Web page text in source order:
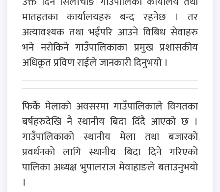
मातहतका कार्यालयहरु बन्द रहनेछ । तर
अत्यावश्यक तथा भईपरि आउने विबिध सेवाहरु
भने नराेकिने गाउँपालिकाका प्रमुख प्रशासकीय
अधिकृत प्रविण राईले जानकारी दिनुभयाे ।
फिर्के मेलाकाे अवसरमा गाउँपालिकाले विगतका
बर्षहरुदेखि नै स्थानीय बिदा दिँदै आएकाे छ ।
गाउँपालिकाकाे स्थानीय मेला तथा बजारकाे
प्रवर्धनकाे लागि स्थानीय बिदा दिने गरिएकाे
पालिका अध्यक्ष भुपालराज मेवाहाङले बताउनुभयाे
।